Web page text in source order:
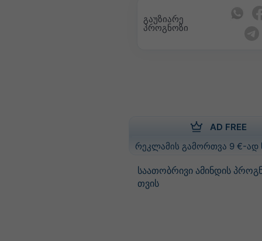
გაუზიარე
პროგნოზი
AD FREE
რეკლამის გამორთვა 9 €-ად
საათობრივი ამინდის
თვის